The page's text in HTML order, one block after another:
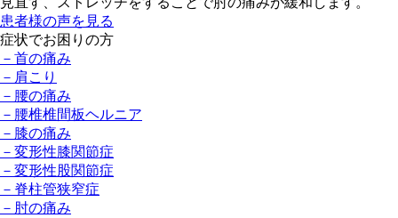
患者様の声を⾒る
症状でお困りの方
－首の痛み
－肩こり
－腰の痛み
－腰椎椎間板ヘルニア
－膝の痛み
－変形性膝関節症
－変形性股関節症
－脊柱管狭窄症
－肘の痛み